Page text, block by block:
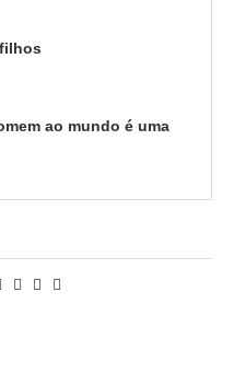
ao mundo é uma